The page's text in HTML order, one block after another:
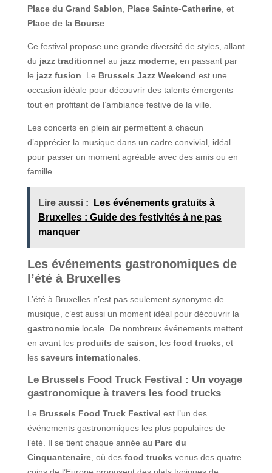
Place du Grand Sablon
Place Sainte-Catherine, et
Place de la Bourse.
Ce festival propose une grande diversité de styles, allant
du jazz traditionnel au jazz moderne, en passant par
le jazz fusion . Le Brussels Jazz Weekend est une
occasion idéale pour découvrir des talents émergents
tout en profitant de l’ambiance festive de la ville.
Les concerts en plein air permettent à chacun
d’apprécier la musique dans un cadre convivial, idéal
pour passer un moment agréable avec des amis ou en
famille.
Lire aussi :
Les événements gratuits à
Bruxelles : Guide des festivités à ne pas
manquer
Les événements gastronomiques de
l’été à Bruxelles
L’été à Bruxelles n’est pas seulement synonyme de
musique, c’est aussi un moment idéal pour découvrir la
gastronomielocale. De nombreux événements mettent
en avant les produits de saison , les food trucks , et
les saveurs internationales
Le Brussels Food Truck Festival : Un voyage
gastronomique à travers les food trucks
Le Brussels Food Truck Festival est l’un des
événements gastronomiques les plus populaires de
l’été. Il se tient chaque année au Parc du
Cinquantenaire, où des food trucks venus des quatre